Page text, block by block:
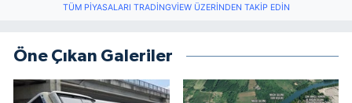
TÜM PIYASALARI TRADINGVIEW ÜZERINDEN TAKIP EDIN
Öne Çıkan Galeriler